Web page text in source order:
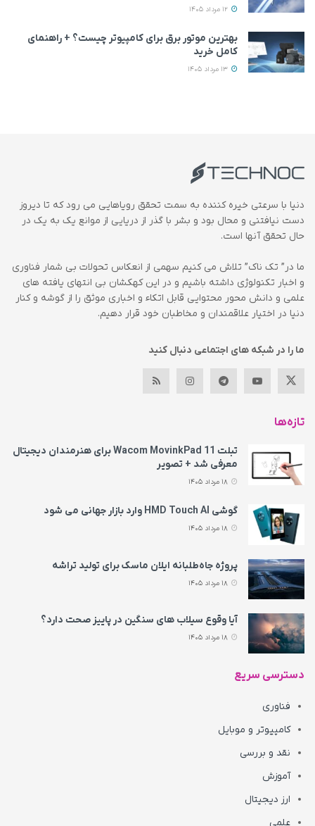
بهترین موتور برق برای کامپیوتر چیست؟ + راهنمای
کامل خرید
دنیا با سرعتی خیره کننده به سمت تحقق رویاهایی می رود که تا دیروز
دست نیافتنی و محال بود و بشر با گذر از دریایی از موانع یک به یک در
حال تحقق آنها است.
ما در” تک ناک” تلاش می کنیم سهمی از انعکاس تحولات بی شمار فناوری
و اخبار تکنولوژی داشته باشیم و در این کهکشان بی انتهای یافته های
علمی و دانش محور محتوایی قابل اتکاء و اخباری موثق را از گوشه و کنار
دنیا در اختیار علاقمندان و مخاطبان خود قرار دهیم.
ما را در شبکه های اجتماعی دنبال کنید
تازه‌ها
تبلت Wacom MovinkPad 11 برای هنرمندان دیجیتال
معرفی شد + تصویر
گوشی HMD Touch AI وارد بازار جهانی می‌ شود
پروژه جاه‌طلبانه ایلان ماسک برای تولید تراشه
آیا وقوع سیلاب های سنگین در پاییز صحت دارد؟
دسترسی سریع
فناوری
کامپیوتر و موبایل
نقد و بررسی
آموزش
ارز دیجیتال
علمی